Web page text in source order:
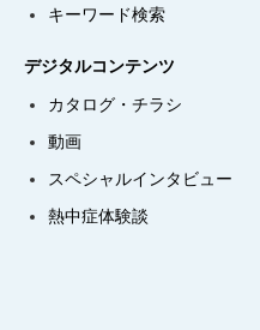
キーワード検索
デジタルコンテンツ
カタログ・チラシ
動画
スペシャルインタビュー
熱中症体験談